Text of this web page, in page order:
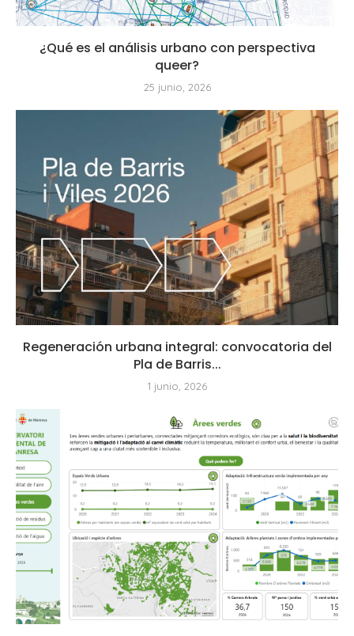
¿Qué es el análisis urbano con perspectiva
queer?
25 junio, 2026
Regeneración urbana integral: convocatoria del
Pla de Barris...
1 junio, 2026